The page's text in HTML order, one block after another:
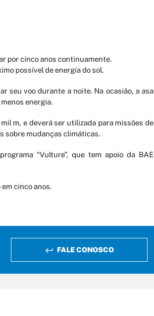
por cinco anos continuamente.
possível de energia do sol.
seu voo durante a noite. Na ocasião, a asa
energia.
m, e deverá ser utilizada para missões de
sobre mudanças climáticas.
“Vulture”, que tem apoio da BAE
cinco anos.
FALE CONOSCO